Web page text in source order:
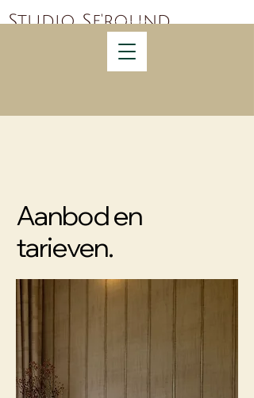
Studio Se'round
Aanbod en
tarieven.